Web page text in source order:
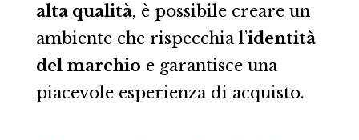
alta qualità, è possibile creare un
ambiente che rispecchia l’identità
del marchio e garantisce una
piacevole esperienza di acquisto.